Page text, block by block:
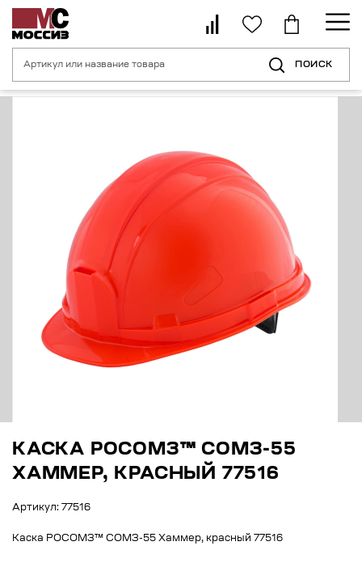
ПОИСК
Главная страница Средства индивидуальной защиты
КАСКА РОСОМЗ™ СОМЗ-55
ХАММЕР, КРАСНЫЙ 77516
Артикул: 77516
Каска РОСОМЗ™ СОМЗ-55 Хаммер, красный 77516